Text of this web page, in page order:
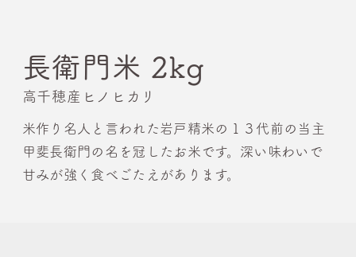
長衛門米 2kg
高千穂産ヒノヒカリ
米作り名人と言われた岩戸精米の１３代前の当主
甲斐長衛門の名を冠したお米です。深い味わいで
甘みが強く食べごたえがあります。